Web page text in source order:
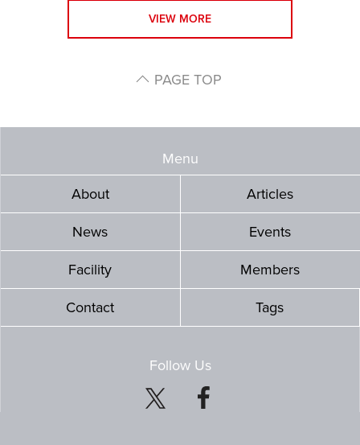
VIEW MORE
PAGE TOP
Menu
About
Articles
News Events
Facility Members
Contact Tags
Follow Us